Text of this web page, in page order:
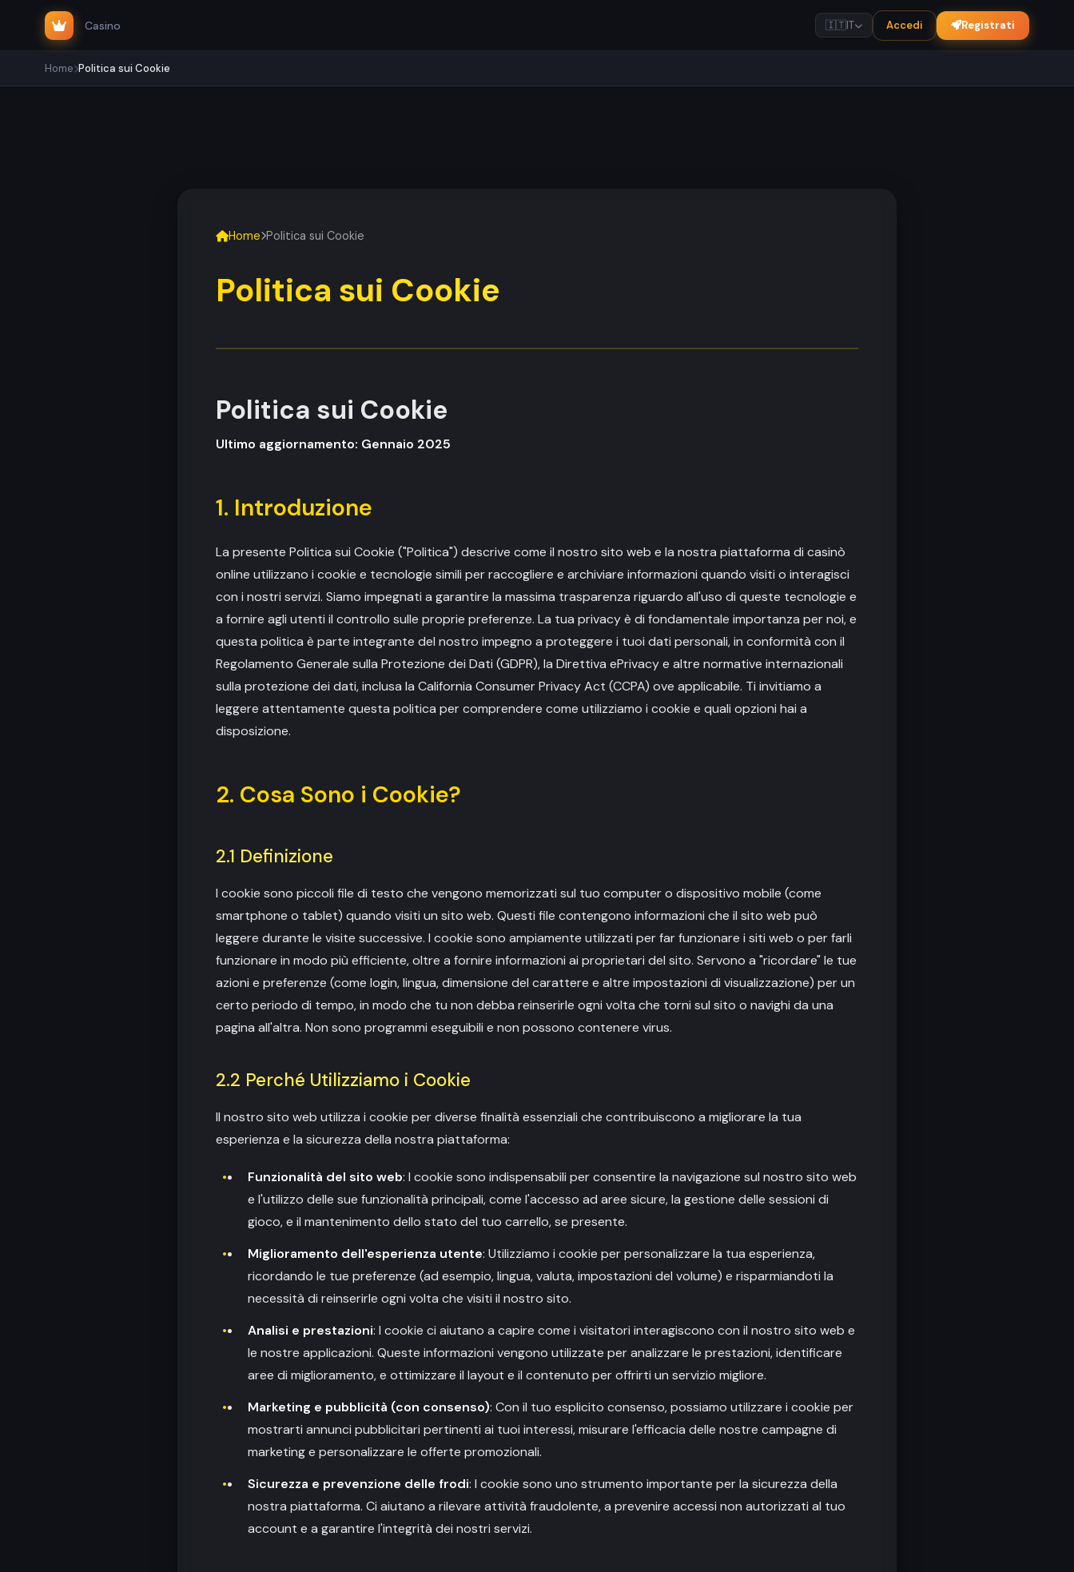
Casino 🇮🇹IT Accedi Registrati
Home Politica sui Cookie
Home Politica sui Cookie
Politica sui Cookie
Politica sui Cookie
Ultimo aggiornamento: Gennaio 2025
1. Introduzione
La presente Politica sui Cookie ("Politica") descrive come il nostro sito web e la nostra piattaforma di casinò
online utilizzano i cookie e tecnologie simili per raccogliere e archiviare informazioni quando visiti o interagisci
con i nostri servizi. Siamo impegnati a garantire la massima trasparenza riguardo all'uso di queste tecnologie e
a fornire agli utenti il controllo sulle proprie preferenze. La tua privacy è di fondamentale importanza per noi, e
questa politica è parte integrante del nostro impegno a proteggere i tuoi dati personali, in conformità con il
Regolamento Generale sulla Protezione dei Dati (GDPR), la Direttiva ePrivacy e altre normative internazionali
sulla protezione dei dati, inclusa la California Consumer Privacy Act (CCPA) ove applicabile. Ti invitiamo a
leggere attentamente questa politica per comprendere come utilizziamo i cookie e quali opzioni hai a
disposizione.
2. Cosa Sono i Cookie?
2.1 Definizione
I cookie sono piccoli file di testo che vengono memorizzati sul tuo computer o dispositivo mobile (come
smartphone o tablet) quando visiti un sito web. Questi file contengono informazioni che il sito web può
leggere durante le visite successive. I cookie sono ampiamente utilizzati per far funzionare i siti web o per farli
funzionare in modo più efficiente, oltre a fornire informazioni ai proprietari del sito. Servono a "ricordare" le tue
azioni e preferenze (come login, lingua, dimensione del carattere e altre impostazioni di visualizzazione) per un
certo periodo di tempo, in modo che tu non debba reinserirle ogni volta che torni sul sito o navighi da una
pagina all'altra. Non sono programmi eseguibili e non possono contenere virus.
2.2 Perché Utilizziamo i Cookie
Il nostro sito web utilizza i cookie per diverse finalità essenziali che contribuiscono a migliorare la tua
esperienza e la sicurezza della nostra piattaforma:
Funzionalità del sito web: I cookie sono indispensabili per consentire la navigazione sul nostro sito web
e l'utilizzo delle sue funzionalità principali, come l'accesso ad aree sicure, la gestione delle sessioni di
gioco, e il mantenimento dello stato del tuo carrello, se presente.
Miglioramento dell'esperienza utente: Utilizziamo i cookie per personalizzare la tua esperienza,
ricordando le tue preferenze (ad esempio, lingua, valuta, impostazioni del volume) e risparmiandoti la
necessità di reinserirle ogni volta che visiti il nostro sito.
Analisi e prestazioni: I cookie ci aiutano a capire come i visitatori interagiscono con il nostro sito web e
le nostre applicazioni. Queste informazioni vengono utilizzate per analizzare le prestazioni, identificare
aree di miglioramento, e ottimizzare il layout e il contenuto per offrirti un servizio migliore.
Marketing e pubblicità (con consenso): Con il tuo esplicito consenso, possiamo utilizzare i cookie per
mostrarti annunci pubblicitari pertinenti ai tuoi interessi, misurare l'efficacia delle nostre campagne di
marketing e personalizzare le offerte promozionali.
Sicurezza e prevenzione delle frodi: I cookie sono uno strumento importante per la sicurezza della
nostra piattaforma. Ci aiutano a rilevare attività fraudolente, a prevenire accessi non autorizzati al tuo
account e a garantire l'integrità dei nostri servizi.